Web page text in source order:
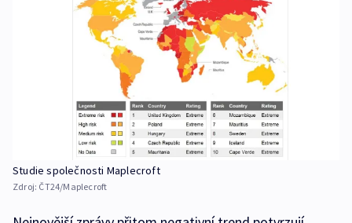
Studie společnosti Maplecroft
Zdroj: ČT24/Maplecroft